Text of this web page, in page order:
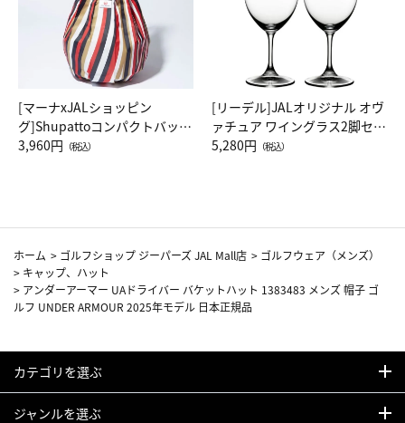
[マーナxJALショッピン
グ]Shupattoコンパクトバッグ
Drop JAL客室乗務員（LC）ス
3,960円 （税込）
[リーデル]JALオリジナル オヴ
ァチュア ワイングラス2脚セッ
ト（レッドワイン）
5,280円 （税込）
ホーム > ゴルフショップ ジーパーズ JAL Mall店 > ゴルフウェア（メンズ）
> キャップ、ハット
> アンダーアーマー UAドライバー バケットハット 1383483 メンズ 帽子 ゴ
ルフ UNDER ARMOUR 2025年モデル 日本正規品
カテゴリを選ぶ
ジャンルを選ぶ